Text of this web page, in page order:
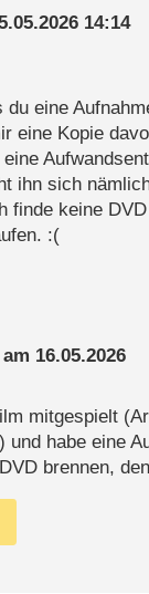
14:14
eine
eine Kopie
ihn sich
finde keine
:(
16.05.2026
mitgespielt
und habe eine
brennen,